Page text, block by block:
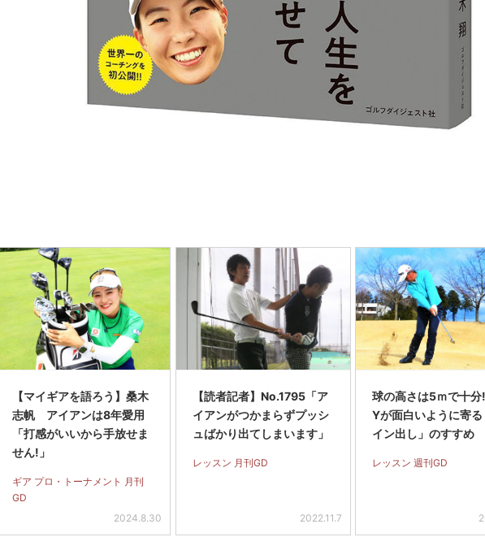
【マイギアを語ろう】桑木
志帆 アイアンは8年愛用
「打感がいいから手放せま
せん!」
ギア プロ・トーナメント 月刊
GD
2024.8.30
【読者記者】No.1795「ア
イアンがつかまらずプッシ
ュばかり出てしまいます」
レッスン 月刊GD
2022.11.7
球の高さは5ｍで十
Yが面白いように寄
イン出し」のすすめ
レッスン 週刊GD